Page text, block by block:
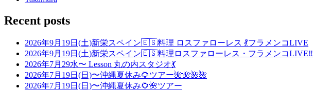
Recent posts
2026年9月19日(土)新栄スペイン🇪🇸料理 ロスファローレス 💃フラメンコLIVE
2026年9月19日(土)新栄スペイン🇪🇸料理ロスファローレス・フラメンコLIVE‼️
2026年7月29水〜 Lesson 丸の内スタジオ💃
2026年7月19日(日)〜沖縄夏休み🌻ツアー🌺🌺🌺🌺
2026年7月19日(日)〜沖縄夏休み🌻🌺ツアー